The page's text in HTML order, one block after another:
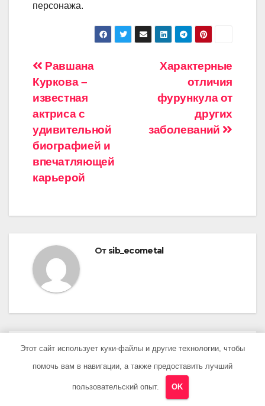
персонажа.
Навигация
по
записям
Характерные
отличия
фурункула от
других
заболеваний
Равшана
Куркова –
известная
актриса с
удивительной
биографией и
впечатляющей
карьерой
От sib_ecometal
ПОХОЖАЯ ЗАПИСЬ
Этот сайт использует куки-файлы и другие технологии, чтобы
помочь вам в навигации, а также предоставить лучший
пользовательский опыт. OK